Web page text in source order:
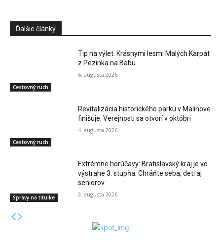
Ďalšie články
Cestovný ruch
Tip na výlet: Krásnymi lesmi Malých Karpát
z Pezinka na Babu
6. augusta 2026
Cestovný ruch
Revitalizácia historického parku v Malinove
finišuje. Verejnosti sa otvorí v októbri
4. augusta 2026
Správy na titulke
Extrémne horúčavy: Bratislavský kraj je vo
výstrahe 3. stupňa. Chráňte seba, deti aj
seniorov
3. augusta 2026